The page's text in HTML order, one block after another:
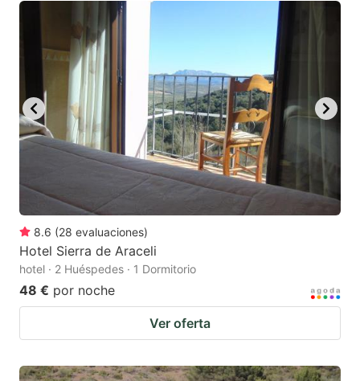
8.6 (28 evaluaciones)
Hotel Sierra de Araceli
hotel · 2 Huéspedes · 1 Dormitorio
48 € por noche
Ver oferta